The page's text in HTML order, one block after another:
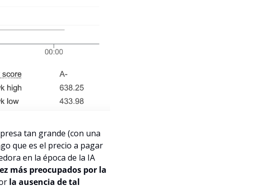
tan grande (con una
que es el precio a pagar
en la época de la IA
más preocupados por la
la ausencia de tal